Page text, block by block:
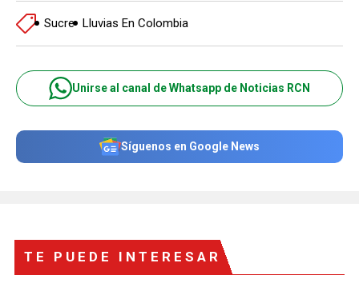
Sucre Lluvias En Colombia
Unirse al canal de Whatsapp de Noticias RCN
Síguenos en Google News
TE PUEDE INTERESAR